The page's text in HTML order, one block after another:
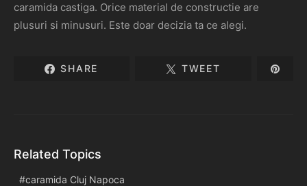
caramida castiga. Orice material de constructie are
plusuri si minusuri. Este doar decizia ta ce alegi.
SHARE TWEET
Related Topics
caramida Cluj Napoca